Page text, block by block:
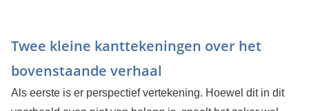
Twee kleine kanttekeningen over het
bovenstaande verhaal
Als eerste is er perspectief vertekening. Hoewel dit in dit